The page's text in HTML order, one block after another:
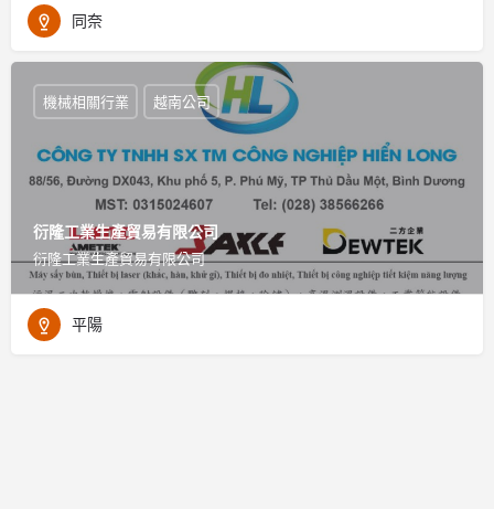
同奈
衍隆工業生產貿易有限公司
衍隆工業生產貿易有限公司
機械相關行業 越南公司
平陽